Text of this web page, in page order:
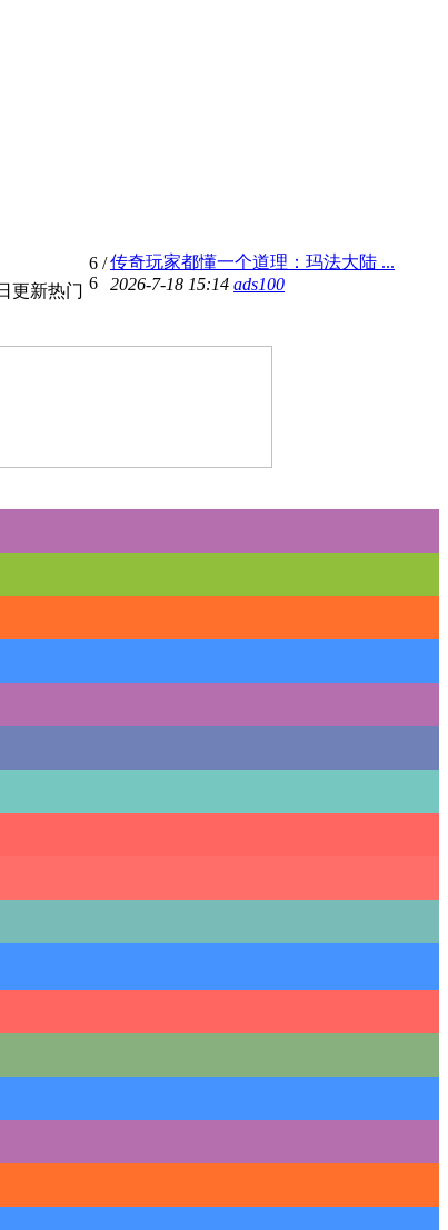
更新热门
6 /
6
传奇玩家都懂一个道理：玛法大陆 ...
2026-7-18 15:14 ads100